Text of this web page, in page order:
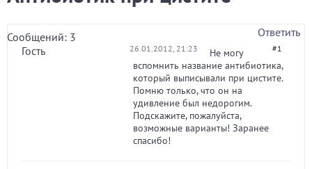
Сообщений: 3
Ответить
Гость
26.01.2012, 21:23 #1
Не могу
вспомнить название антибиотика,
который выписывали при цистите.
Помню только, что он на
удивление был недорогим.
Подскажите, пожалуйста,
возможные варианты! Заранее
спасибо!